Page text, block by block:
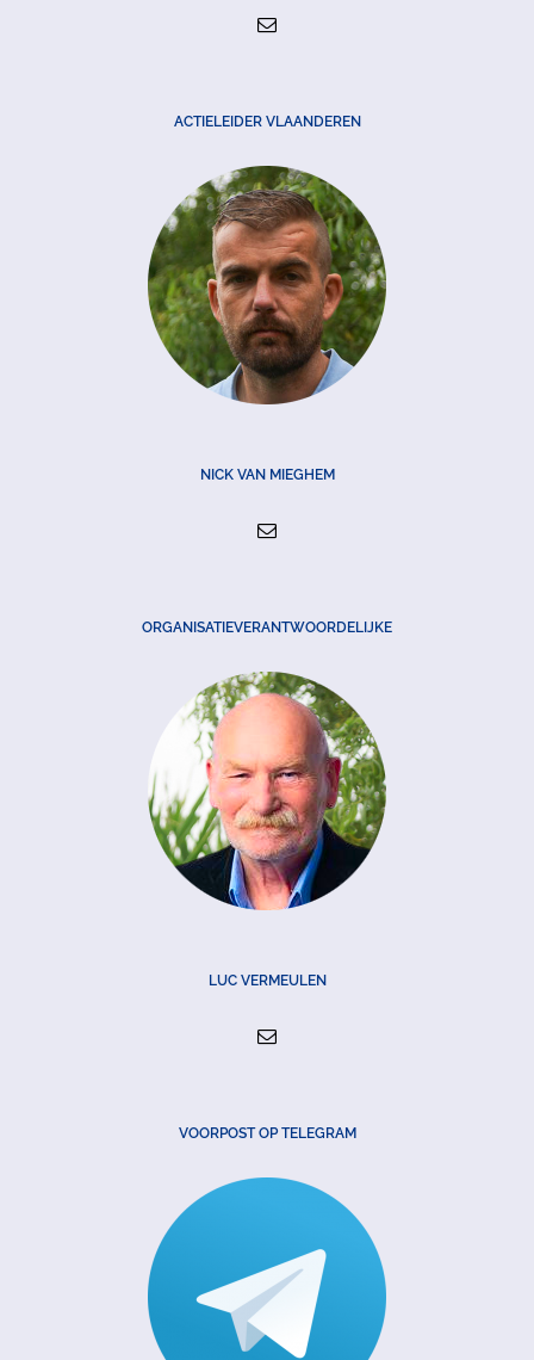
ACTIELEIDER VLAANDEREN
NICK VAN MIEGHEM
ORGANISATIEVERANTWOORDELIJKE
LUC VERMEULEN
VOORPOST OP TELEGRAM